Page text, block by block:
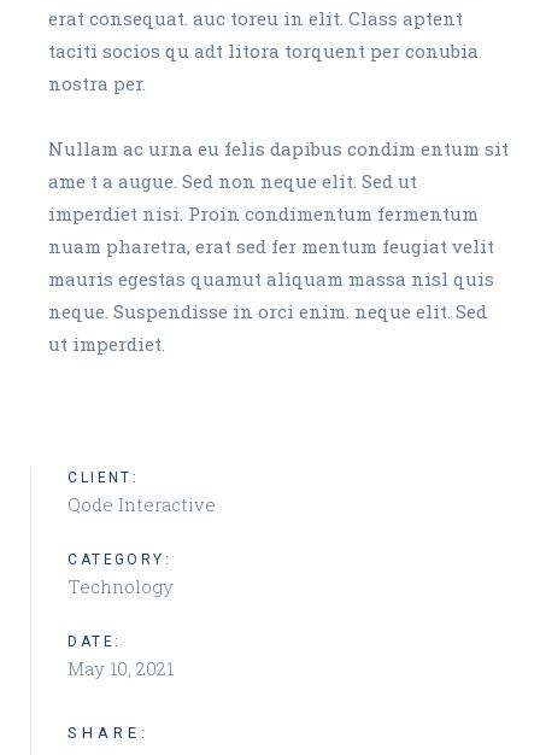
erat consequat. auc toreu in elit. Class aptent
taciti socios qu adt litora torquent per conubia
nostra per.
Nullam ac urna eu felis dapibus condim entum sit
ame t a augue. Sed non neque elit. Sed ut
imperdiet nisi. Proin condimentum fermentum
nuam pharetra, erat sed fer mentum feugiat velit
mauris egestas quamut aliquam massa nisl quis
neque. Suspendisse in orci enim. neque elit. Sed
ut imperdiet.
CLIENT:
Qode Interactive
CATEGORY:
Technology
DATE:
May 10, 2021
SHARE: